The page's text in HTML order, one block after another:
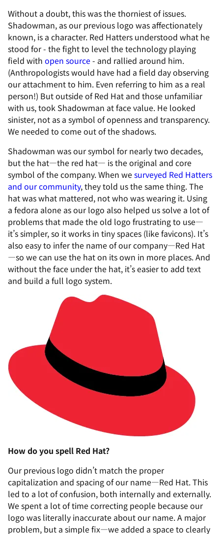
Without a doubt, this was the thorniest of issues.
Shadowman, as our previous logo was affectionately
known, is a character. Red Hatters understood what he
stood for - the fight to level the technology playing
field with open source- and rallied around him.
(Anthropologists would have had a field day observing
our attachment to him. Even referring to him as a real
person!) But outside of Red Hat and those unfamiliar
with us, took Shadowman at face value. He looked
sinister, not as a symbol of openness and transparency.
We needed to come out of the shadows.
Shadowman was our symbol for nearly two decades,
but the hat—the red hat— is the original and core
symbol of the company. When wesurveyed Red Hatters
and our community, they told us the same thing. The
hat was what mattered, not who was wearing it. Using
a fedora alone as our logo also helped us solve a lot of
problems that made the old logo frustrating to use—
it’s simpler, so it works in tiny spaces (like favicons). It’s
also easy to infer the name of our company—Red Hat
—so we can use the hat on its own in more places. And
without the face under the hat, it’s easier to add text
and build a full logo system.
How do you spell Red Hat?
Our previous logo didn’t match the proper
capitalization and spacing of our name—Red Hat. This
led to a lot of confusion, both internally and externally.
We spent a lot of time correcting people because our
logo was literally inaccurate about our name. A major
problem, but a simple fix—we added a space to clearly